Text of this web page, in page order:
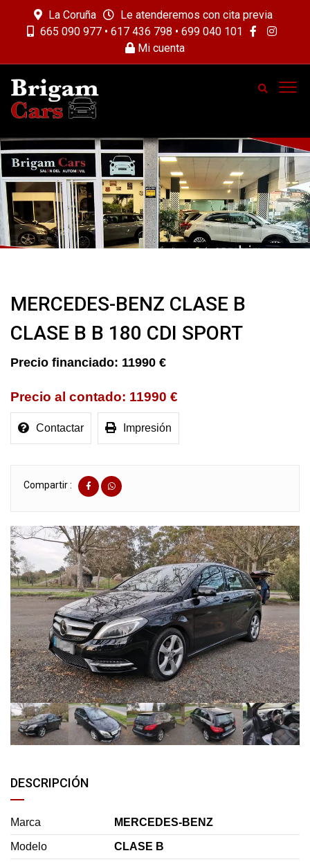
La Coruña
Le atenderemos con cita previa
665 090 977 • 617 436 798 • 699 040 101
Mi cuenta
MERCEDES-BENZ CLASE B
CLASE B B 180 CDI SPORT
11990 €
11990 €
Contactar Impresión
Compartir :
DESCRIPCIÓN
Marca MERCEDES-BENZ
Modelo CLASE B